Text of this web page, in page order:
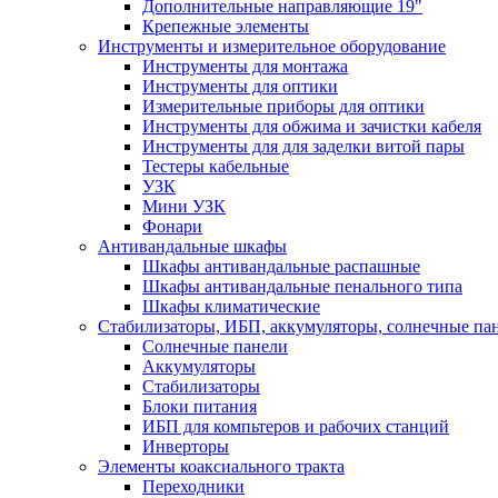
Дополнительные направляющие 19"
Крепежные элементы
Инструменты и измерительное оборудование
Инструменты для монтажа
Инструменты для оптики
Измерительные приборы для оптики
Инструменты для обжима и зачистки кабеля
Инструменты для для заделки витой пары
Тестеры кабельные
УЗК
Мини УЗК
Фонари
Антивандальные шкафы
Шкафы антивандальные распашные
Шкафы антивандальные пенального типа
Шкафы климатические
Стабилизаторы, ИБП, аккумуляторы, солнечные
Солнечные панели
Аккумуляторы
Стабилизаторы
Блоки питания
ИБП для компьтеров и рабочих станций
Инверторы
Элементы коаксиального тракта
Переходники